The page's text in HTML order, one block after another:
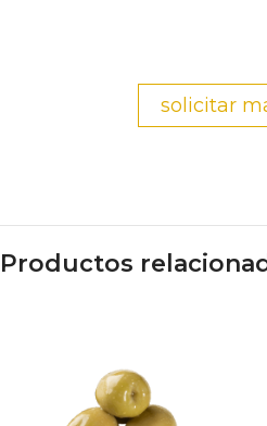
solicitar
Productos